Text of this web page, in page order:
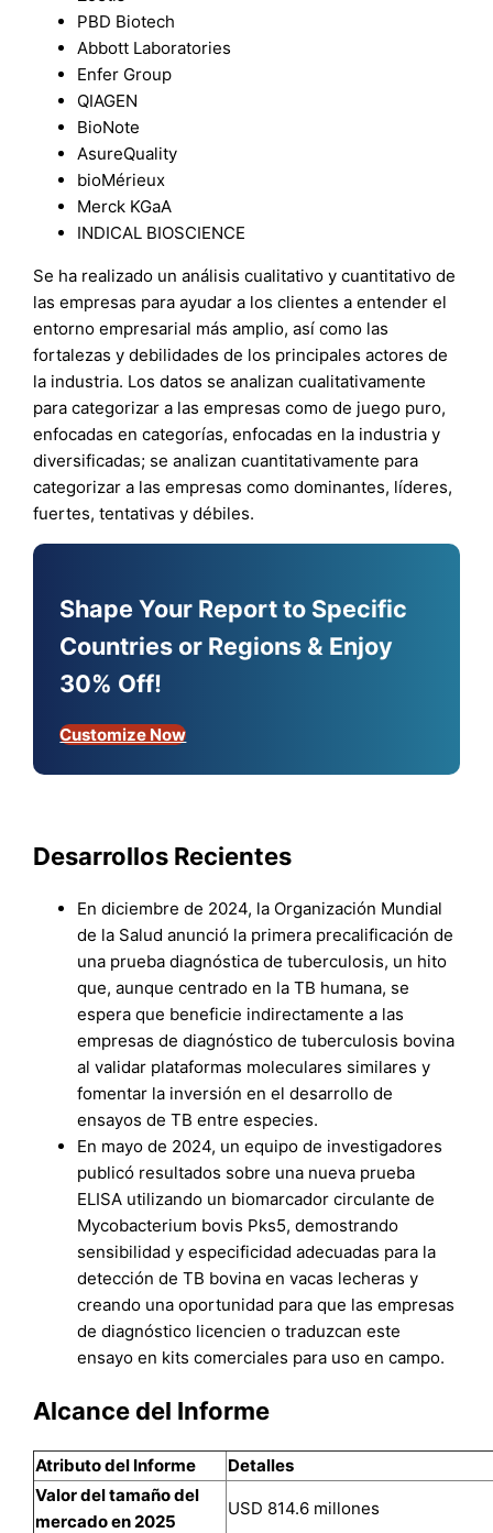
PBD Biotech
Abbott Laboratories
Enfer Group
QIAGEN
BioNote
AsureQuality
bioMérieux
Merck KGaA
INDICAL BIOSCIENCE
Se ha realizado un análisis cualitativo y cuantitativo de
las empresas para ayudar a los clientes a entender el
entorno empresarial más amplio, así como las
fortalezas y debilidades de los principales actores de
la industria. Los datos se analizan cualitativamente
para categorizar a las empresas como de juego puro,
enfocadas en categorías, enfocadas en la industria y
diversificadas; se analizan cuantitativamente para
categorizar a las empresas como dominantes, líderes,
fuertes, tentativas y débiles.
Shape Your Report to Specific
Countries or Regions & Enjoy
30% Off!
Customize Now
Desarrollos Recientes
En diciembre de 2024, la Organización Mundial
de la Salud anunció la primera precalificación de
una prueba diagnóstica de tuberculosis, un hito
que, aunque centrado en la TB humana, se
espera que beneficie indirectamente a las
empresas de diagnóstico de tuberculosis bovina
al validar plataformas moleculares similares y
fomentar la inversión en el desarrollo de
ensayos de TB entre especies.
En mayo de 2024, un equipo de investigadores
publicó resultados sobre una nueva prueba
ELISA utilizando un biomarcador circulante de
Mycobacterium bovis Pks5, demostrando
sensibilidad y especificidad adecuadas para la
detección de TB bovina en vacas lecheras y
creando una oportunidad para que las empresas
de diagnóstico licencien o traduzcan este
ensayo en kits comerciales para uso en campo.
Alcance del Informe
Atributo del Informe
Detalles
Valor del tamaño del
mercado en 2025
USD 814.6 millones